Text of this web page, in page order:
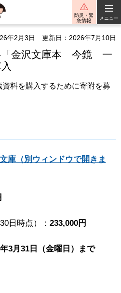
防災・緊
急情報
メニュー
年2月3日 更新日：2026年7月10日
「金沢文庫本 今鏡 一
料を購入するために寄附を募
庫（別ウィンドウで開きま
日時点）： 233,000円
3月31日（金曜日）まで